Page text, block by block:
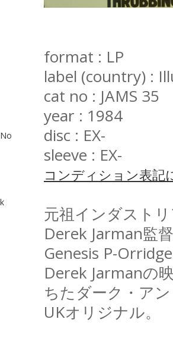
format : LP
label (country) :
cat no : JAMS 35
year : 1984
disc : EX-
sleeve : EX-
コンディション表記
元祖インダスト
Derek Jarman監
Genesis P-
Derek Jarmanの
ちたダーク・ア
UKオリジナル。